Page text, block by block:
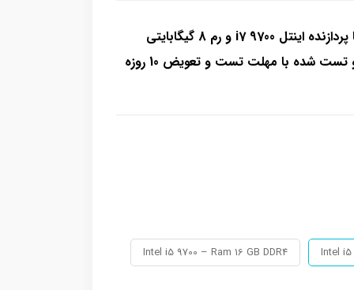
مینی کیس استوک اچ پی Prodesk G5 600 با پردازنده اینتل i7 9700 و رم 8 گیگابایتی
Intel i5
Intel i5 9700 – Ram 16 GB DDR4